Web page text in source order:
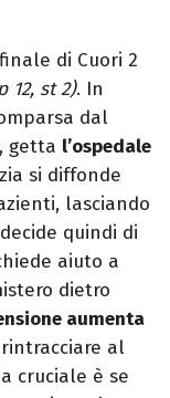
di Cuori 2
12, st 2). In
dal
getta l’ospedale
si diffonde
lasciando
quindi di
aiuto a
dietro
aumenta
al
cruciale è se